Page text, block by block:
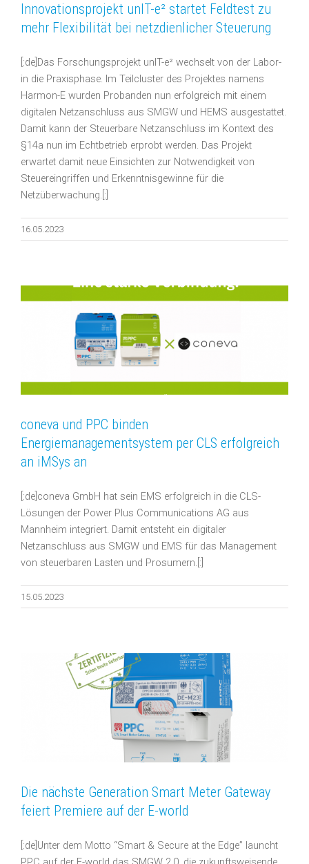
Innovationsprojekt unIT-e² startet Feldtest zu
mehr Flexibilität bei netzdienlicher Steuerung
[:de]Das Forschungsprojekt unIT-e² wechselt von der Labor-
in die Praxisphase. Im Teilcluster des Projektes namens
Harmon-E wurden Probanden nun erfolgreich mit einem
digitalen Netzanschluss aus SMGW und HEMS ausgestattet.
Damit kann der Steuerbare Netzanschluss im Kontext des
§14a nun im Echtbetrieb erprobt werden. Das Projekt
erwartet damit neue Einsichten zur Notwendigkeit von
Steuereingriffen und Erkenntnisgewinne für die
Netzüberwachung.[:]
16.05.2023
coneva und PPC binden
Energiemanagementsystem per CLS erfolgreich
an iMSys an
[:de]coneva GmbH hat sein EMS erfolgreich in die CLS-
Lösungen der Power Plus Communications AG aus
Mannheim integriert. Damit entsteht ein digitaler
Netzanschluss aus SMGW und EMS für das Management
von steuerbaren Lasten und Prosumern.[:]
15.05.2023
Die nächste Generation Smart Meter Gateway
feiert Premiere auf der E-world
[:de]Unter dem Motto “Smart & Secure at the Edge” launcht